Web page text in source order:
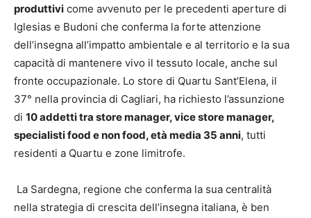
produttivi come avvenuto per le precedenti aperture di
Iglesias e Budoni che conferma la forte attenzione
dell’insegna all’impatto ambientale e al territorio e la sua
capacità di mantenere vivo il tessuto locale, anche sul
fronte occupazionale. Lo store di Quartu Sant’Elena, il
37° nella provincia di Cagliari, ha richiesto l’assunzione
di 10 addetti tra store manager, vice store manager,
specialisti food e non food, età media 35 anni, tutti
residenti a Quartu e zone limitrofe.
La Sardegna, regione che conferma la sua centralità
nella strategia di crescita dell’insegna italiana, è ben